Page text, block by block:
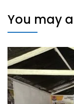
You may